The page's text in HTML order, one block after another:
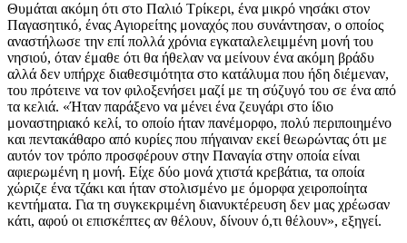
Θυμάται ακόμη ότι στο Παλιό Τρίκερι, ένα μικρό νησάκι στον
Παγασητικό, ένας Αγιορείτης μοναχός που συνάντησαν, ο οποίος
αναστήλωσε την επί πολλά χρόνια εγκαταλελειμμένη μονή του
νησιού, όταν έμαθε ότι θα ήθελαν να μείνουν ένα ακόμη βράδυ
αλλά δεν υπήρχε διαθεσιμότητα στο κατάλυμα που ήδη διέμεναν,
του πρότεινε να τον φιλοξενήσει μαζί με τη σύζυγό του σε ένα από
τα κελιά. «Ήταν παράξενο να μένει ένα ζευγάρι στο ίδιο
μοναστηριακό κελί, το οποίο ήταν πανέμορφο, πολύ περιποιημένο
και πεντακάθαρο από κυρίες που πήγαιναν εκεί θεωρώντας ότι με
αυτόν τον τρόπο προσφέρουν στην Παναγία στην οποία είναι
αφιερωμένη η μονή. Είχε δύο μονά χτιστά κρεβάτια, τα οποία
χώριζε ένα τζάκι και ήταν στολισμένο με όμορφα χειροποίητα
κεντήματα. Για τη συγκεκριμένη διανυκτέρευση δεν μας χρέωσαν
κάτι, αφού οι επισκέπτες αν θέλουν, δίνουν ό,τι θέλουν», εξηγεί.